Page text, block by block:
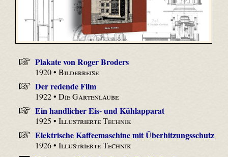
Plakate von Roger Broders
1920 •Bilderreise
Der redende Film
1922 •Die Gartenlaube
Ein handlicher Eis- und Kühlapparat
1925 •Illustrierte Technik
Elektrische Kaffeemaschine mit Überhitzungsschutz
1926 •Illustrierte Technik